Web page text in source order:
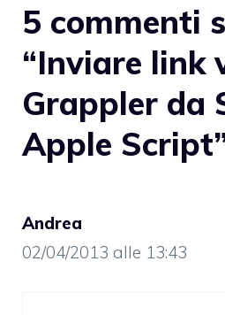
5 commenti
“Inviare link
Grappler da
Apple
Andrea
02/04/2013 alle 13:43